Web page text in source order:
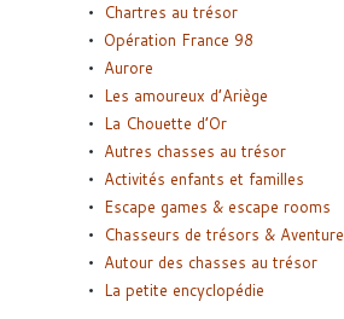
Chartres au trésor
Opération France 98
Aurore
Les amoureux d’Ariège
La Chouette d’Or
Autres chasses au trésor
Activités enfants et familles
Escape games & escape rooms
Chasseurs de trésors & Aventure
Autour des chasses au trésor
La petite encyclopédie